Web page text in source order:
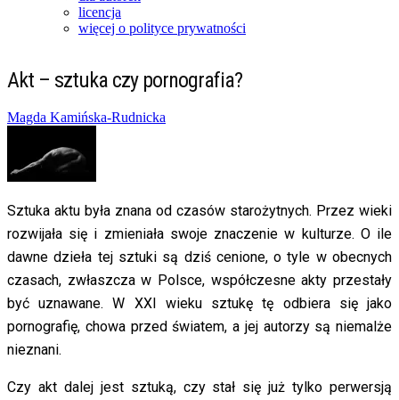
licencja
więcej o polityce prywatności
Akt – sztuka czy pornografia?
Posted
19/10/201420/02/2016
Magda Kamińska-Rudnicka
Sztuka aktu była znana od czasów starożytnych. Przez wieki
rozwijała się i zmieniała swoje znaczenie w kulturze. O ile
dawne dzieła tej sztuki są dziś cenione, o tyle w obecnych
czasach, zwłaszcza w Polsce, współczesne akty przestały
być uznawane. W XXI wieku sztukę tę odbiera się jako
pornografię, chowa przed światem, a jej autorzy są niemalże
nieznani.
Czy akt dalej jest sztuką, czy stał się już tylko perwersją